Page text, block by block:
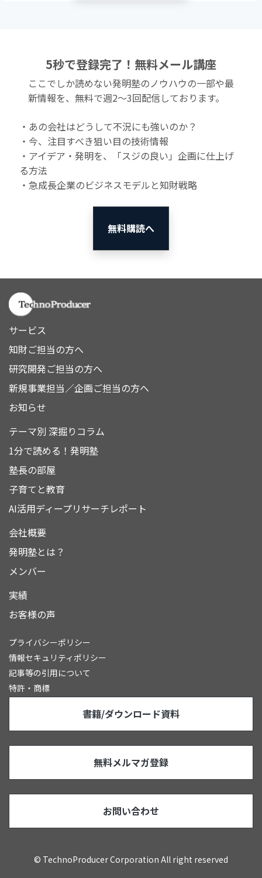
5秒で登録完了！無料メール講座
ここでしか読めない発明塾のノウハウの一部や最
新情報を、無料で週2〜3回配信しております。
・あの会社はどうして不況にも強いのか？
・今、注目すべき狙い目の技術情報
・アイデア・発明を、「スジの良い」企画に仕上げ
る方法
・急成長企業のビジネスモデルと知財戦略
無料購読へ
サービス
知財ご担当の方へ
研究開発ご担当の方へ
新規事業担当／企画ご担当の方へ
お知らせ
テーマ別 深掘りコラム
1分で読める！発明塾
塾長の部屋
子育てと教育
AI活用ディープリサーチレポート
会社概要
発明塾とは？
メンバー
実績
お客様の声
プライバシーポリシー
情報セキュリティポリシー
記事等の引用について
特許・商標
書籍/ダウンロード資料
無料メルマガ登録
お問い合わせ
© TechnoProducer Corporation All right reserved